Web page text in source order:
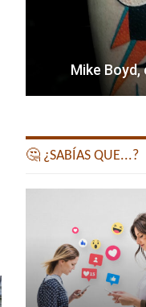
Mike
🤔 ¿SABÍAS QUE...?